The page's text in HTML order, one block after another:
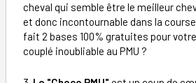
cheval qui semble être le meilleur
et donc incontournable dans la
fait 2 bases 100% gratuites pour
couplé inoubliable au PMU ?